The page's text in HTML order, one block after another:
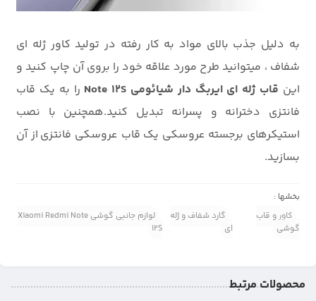
به دلیل جذب بالای مواد به کار رفته در تولید کاور ژله ای
شفاف ، میتوانید طرح مورد علاقه خود را بروی آن چاپ کنید و
این قاب ژله ای ایربگ دار شیائومی Note 12S
را به یک قاب
فانتزی دخترانه و پسرانه تبدیل کنید.همچنین با نصب
استیکرهای برجسته عروسکی یک قاب عروسکی فانتزی از آن
بسازید.
بخشها :
کاور و قاب
گوشی
گارد شفاف و ژله
ای
لوازم جانبی گوشی Xiaomi Redmi Note
12S
محصولات مرتبط